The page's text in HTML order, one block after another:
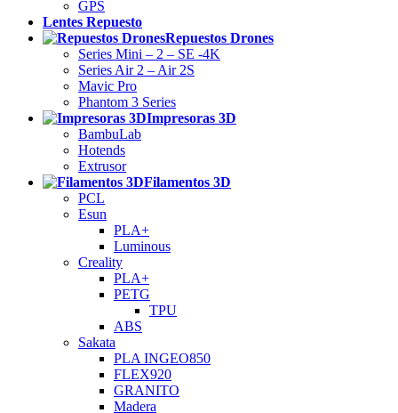
GPS
Lentes Repuesto
Repuestos Drones
Series Mini – 2 – SE -4K
Series Air 2 – Air 2S
Mavic Pro
Phantom 3 Series
Impresoras 3D
BambuLab
Hotends
Extrusor
Filamentos 3D
PCL
Esun
PLA+
Luminous
Creality
PLA+
PETG
TPU
ABS
Sakata
PLA INGEO850
FLEX920
GRANITO
Madera